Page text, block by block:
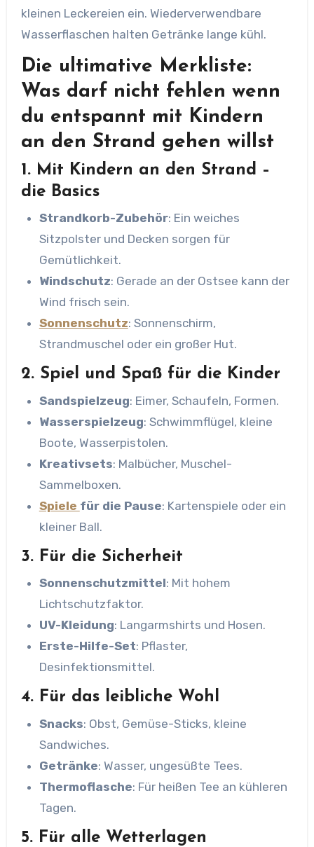
kleinen Leckereien ein. Wiederverwendbare
Wasserflaschen halten Getränke lange kühl.
Die ultimative Merkliste:
Was darf nicht fehlen wenn
du entspannt mit Kindern
an den Strand gehen willst
1. Mit Kindern an den Strand –
die Basics
Strandkorb-Zubehör: Ein weiches
Sitzpolster und Decken sorgen für
Gemütlichkeit.
Windschutz: Gerade an der Ostsee kann der
Wind frisch sein.
Sonnenschutz: Sonnenschirm,
Strandmuschel oder ein großer Hut.
2. Spiel und Spaß für die Kinder
Sandspielzeug: Eimer, Schaufeln, Formen.
Wasserspielzeug: Schwimmflügel, kleine
Boote, Wasserpistolen.
Kreativsets: Malbücher, Muschel-
Sammelboxen.
Spiele für die Pause: Kartenspiele oder ein
kleiner Ball.
3. Für die Sicherheit
Sonnenschutzmittel: Mit hohem
Lichtschutzfaktor.
UV-Kleidung: Langarmshirts und Hosen.
Erste-Hilfe-Set: Pflaster,
Desinfektionsmittel.
4. Für das leibliche Wohl
Snacks: Obst, Gemüse-Sticks, kleine
Sandwiches.
Getränke: Wasser, ungesüßte Tees.
Thermoflasche: Für heißen Tee an kühleren
Tagen.
5. Für alle Wetterlagen